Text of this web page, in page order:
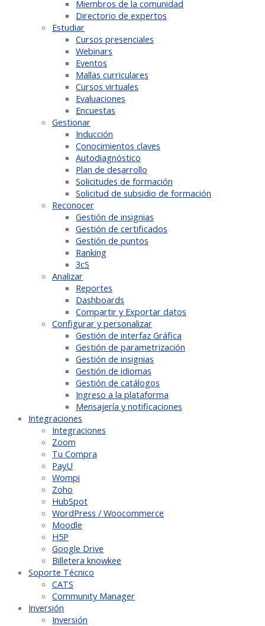
Miembros de la comunidad
Directorio de expertos
Estudiar
Cursos presenciales
Webinars
Eventos
Mallas curriculares
Cursos virtuales
Evaluaciones
Encuestas
Gestionar
Inducción
Conocimientos claves
Autodiagnóstico
Plan de desarrollo
Solicitudes de formación
Solicitud de subsidio de formación
Reconocer
Gestión de insignias
Gestión de certificados
Gestión de puntos
Ranking
3cS
Analizar
Reportes
Dashboards
Compartir y Exportar datos
Configurar y personalizar
Gestión de interfaz Gráfica
Gestión de parametrización
Gestión de insignias
Gestión de idiomas
Gestión de catálogos
Ingreso a la plataforma
Mensajería y notificaciones
Integraciones
Integraciones
Zoom
Tu Compra
PayU
Wompi
Zoho
HubSpot
WordPress / Woocommerce
Moodle
H5P
Google Drive
Billetera knowkee
Soporte Técnico
CATS
Community Manager
Inversión
Inversión